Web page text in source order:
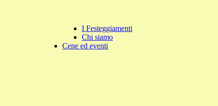
I Festeggiamenti
Chi siamo
Cene ed eventi